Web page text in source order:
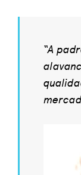
“A